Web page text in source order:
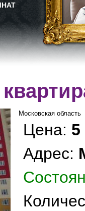
Московская область
Цена: 5
Адрес: